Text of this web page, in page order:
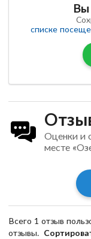
Вы
списке
Оценки и
месте
Всего 1 отзыв
отзывы.